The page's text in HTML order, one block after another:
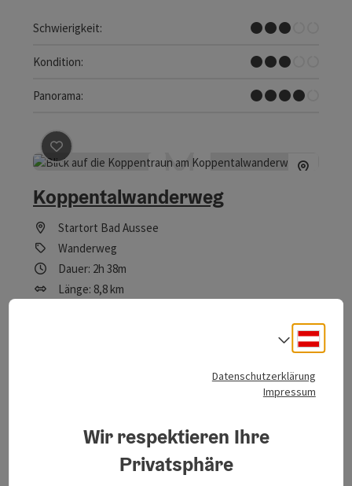
Schwierigkeit:
Mittel
Kondition:
Mittel
Panorama:
Tolles Panorama
Beitrag merken: Koppentalwanderweg
Koppentalwanderweg
Startort Bad Aussee
Wanderweg
Dauer: 2h 38m
Länge: 8,8 km
Datenschutzerklärung
Impressum
Wir respektieren Ihre
Privatsphäre